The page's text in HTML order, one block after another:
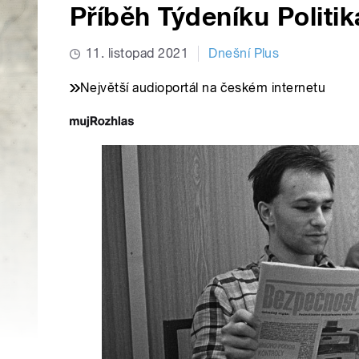
Příběh Týdeníku
11. listopad 2021 Dnešní Plus
Největší audioportál na českém internetu